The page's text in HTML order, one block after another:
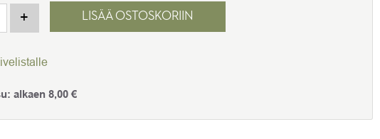
Alkalines 9 Goizper määrä
+ LISÄÄ OSTOSKORIIN
alkaen8,00€